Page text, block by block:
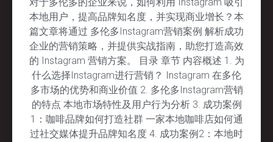
本地用户，提高品牌知名度，并实现商业增长？本
篇文章将通过 多伦多Instagram营销案例 解析成功
企业的营销策略，并提供实战指南，助您打造高效
的 Instagram 营销方案。 目录 章节 内容概述 1. 为
什么选择Instagram进行营销？ Instagram 在多伦
多市场的优势和商业价值 2. 多伦多Instagram营销
的特点 本地市场特性及用户行为分析 3. 成功案例
1：咖啡品牌如何打造社群 一家本地咖啡店如何通
过社交媒体提升品牌知名度 4. 成功案例2：本地时